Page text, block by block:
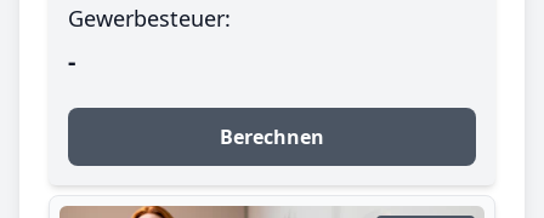
Gewerbesteuer:
-
Berechnen